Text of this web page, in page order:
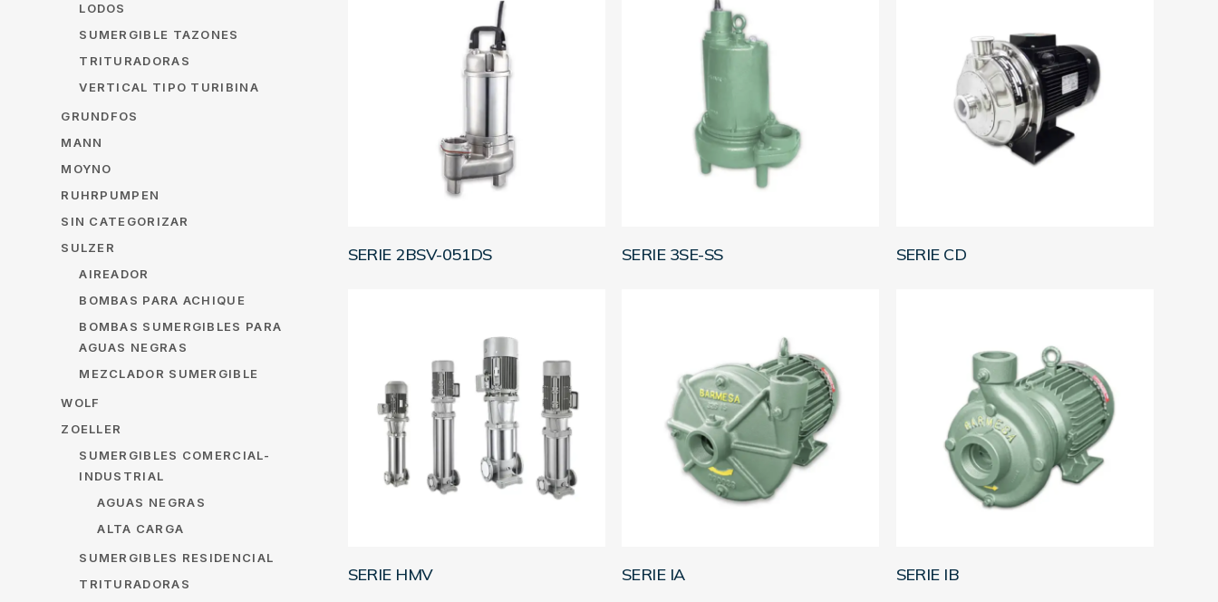
LODOS
SUMERGIBLE TAZONES
TRITURADORAS
VERTICAL TIPO TURIBINA
GRUNDFOS
MANN
MOYNO
RUHRPUMPEN
SIN CATEGORIZAR
SULZER
AIREADOR
BOMBAS PARA ACHIQUE
BOMBAS SUMERGIBLES PARA
AGUAS NEGRAS
MEZCLADOR SUMERGIBLE
WOLF
ZOELLER
SUMERGIBLES COMERCIAL-
INDUSTRIAL
AGUAS NEGRAS
ALTA CARGA
SUMERGIBLES RESIDENCIAL
TRITURADORAS
SERIE 2BSV-051DS SERIE 3SE-SS SERIE CD
SERIE HMV SERIE IA SERIE IB